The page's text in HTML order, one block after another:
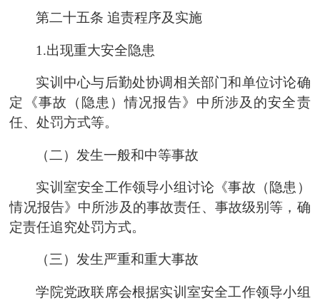
第二十五条 追责程序及实施
1.出现重大安全隐患
实训中心与后勤处协调相关部门和单位讨论确
定《事故（隐患）情况报告》中所涉及的安全责
任、处罚方式等。
（二）发生一般和中等事故
实训室安全工作领导小组讨论《事故（隐患）
情况报告》中所涉及的事故责任、事故级别等，确
定责任追究处罚方式。
（三）发生严重和重大事故
学院党政联席会根据实训室安全工作领导小组